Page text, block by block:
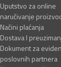
Uputstvo za online
naručivanje
Načini plaćanja
Dostava I
Dokument za
poslovnih partnera